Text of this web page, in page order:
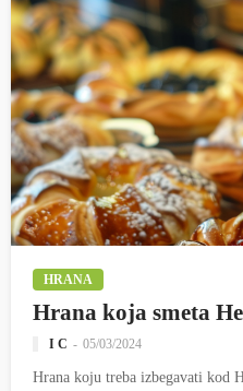
HRANA
Hrana koja smeta
I C 05/03/2024
Hrana koju treba izbegavati kod